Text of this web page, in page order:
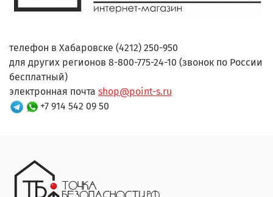
телефон в Хабаровске (4212) 250-950
для других регионов 8-800-775-24-10 (звонок по России
бесплатный)
электронная почта shop@point-s.ru
+7 914 542 09 50